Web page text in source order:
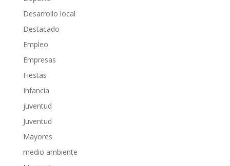
Desarrollo local
Destacado
Empleo
Empresas
Fiestas
Infancia
juventud
Juventud
Mayores
medio ambiente